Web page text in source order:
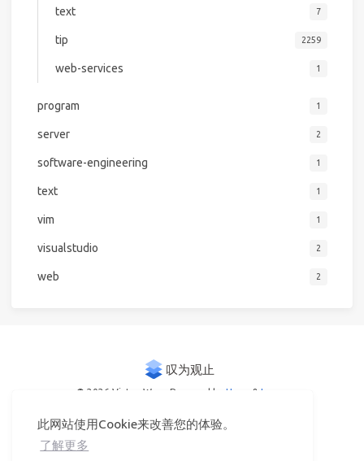
此网站使用Cookie来改善您的体验。
了解更多
text 7
tip 2259
web-services 1
program 1
server 2
software-engineering 1
text 1
vim 1
visualstudio 2
web 2
© 2026 Victor Woo Powered by Hexo & Icarus